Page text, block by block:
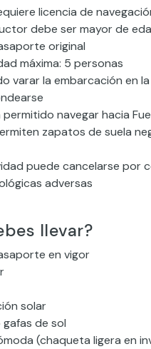
licencia de
debe ser mayor de
original
máxima: 5 personas
varar la embarcación en
permitido navegar hacia
zapatos de suela
puede cancelarse por
adversas
llevar?
en vigor
solar
de sol
(chaqueta ligera en